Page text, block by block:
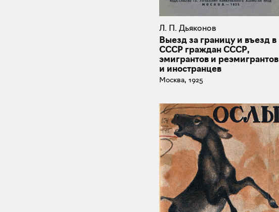
Л. П. Дьяконов
Выезд за границу и въезд в
СССР граждан СССР,
эмигрантов и реэмигрантов
и иностранцев
Москва, 1925